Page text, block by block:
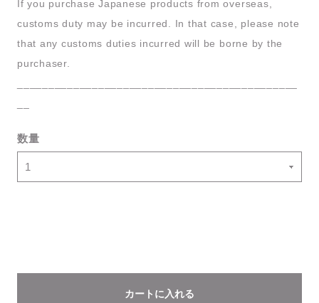
If you purchase Japanese products from overseas,
customs duty may be incurred. In that case, please note
that any customs duties incurred will be borne by the
purchaser.
数量
カートに入れる